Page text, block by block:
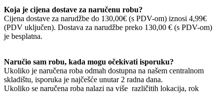
Koja je cijena dostave za naručenu robu?
Cijena dostave za narudžbe do 130,00€ (s PDV-om) iznosi 4,99€
(PDV uključen). Dostava za narudžbe preko 130,00 € (s PDV-om)
je besplatna.
Naručio sam robu, kada mogu očekivati isporuku?
Ukoliko je naručena roba odmah dostupna na našem centralnom
skladištu, isporuka je najčešće unutar 2 radna dana.
Ukoliko se naručena roba nalazi na više različitih lokacija, rok